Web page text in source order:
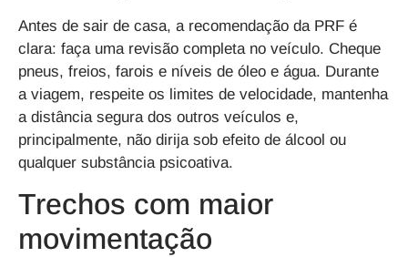
Antes de sair de casa, a recomendação da PRF é
clara: faça uma revisão completa no veículo. Cheque
pneus, freios, farois e níveis de óleo e água. Durante
a viagem, respeite os limites de velocidade, mantenha
a distância segura dos outros veículos e,
principalmente, não dirija sob efeito de álcool ou
qualquer substância psicoativa.
Trechos com maior
movimentação